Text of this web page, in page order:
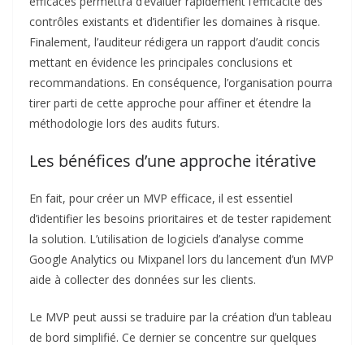
contrôles existants et d’identifier les domaines à risque.
Finalement, l’auditeur rédigera un rapport d’audit concis
mettant en évidence les principales conclusions et
recommandations. En conséquence, l’organisation pourra
tirer parti de cette approche pour affiner et étendre la
méthodologie lors des audits futurs.
Les bénéfices d’une approche itérative
En fait, pour créer un MVP efficace, il est essentiel
d’identifier les besoins prioritaires et de tester rapidement
la solution. L’utilisation de logiciels d’analyse comme
Google Analytics ou Mixpanel lors du lancement d’un MVP
aide à collecter des données sur les clients.
Le MVP peut aussi se traduire par la création d’un tableau
de bord simplifié. Ce dernier se concentre sur quelques